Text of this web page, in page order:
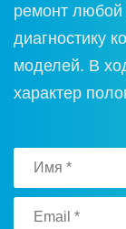
ремонт
диагностику
моделей. В
характер